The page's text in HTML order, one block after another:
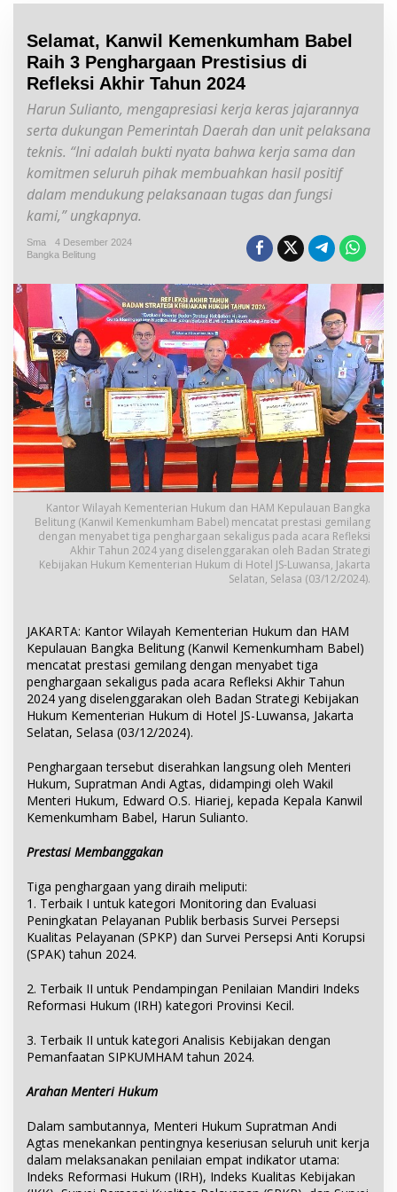
Selamat, Kanwil Kemenkumham Babel
Raih 3 Penghargaan Prestisius di
Refleksi Akhir Tahun 2024
Harun Sulianto, mengapresiasi kerja keras jajarannya
serta dukungan Pemerintah Daerah dan unit pelaksana
teknis. “Ini adalah bukti nyata bahwa kerja sama dan
komitmen seluruh pihak membuahkan hasil positif
dalam mendukung pelaksanaan tugas dan fungsi
kami,” ungkapnya.
Sma
4 Desember 2024
Bangka Belitung
Kantor Wilayah Kementerian Hukum dan HAM Kepulauan Bangka
Belitung (Kanwil Kemenkumham Babel) mencatat prestasi gemilang
dengan menyabet tiga penghargaan sekaligus pada acara Refleksi
Akhir Tahun 2024 yang diselenggarakan oleh Badan Strategi
Kebijakan Hukum Kementerian Hukum di Hotel JS-Luwansa, Jakarta
Selatan, Selasa (03/12/2024).
JAKARTA: Kantor Wilayah Kementerian Hukum dan HAM
Kepulauan Bangka Belitung (Kanwil Kemenkumham Babel)
mencatat prestasi gemilang dengan menyabet tiga
penghargaan sekaligus pada acara Refleksi Akhir Tahun
2024 yang diselenggarakan oleh Badan Strategi Kebijakan
Hukum Kementerian Hukum di Hotel JS-Luwansa, Jakarta
Selatan, Selasa (03/12/2024).
Penghargaan tersebut diserahkan langsung oleh Menteri
Hukum, Supratman Andi Agtas, didampingi oleh Wakil
Menteri Hukum, Edward O.S. Hiariej, kepada Kepala Kanwil
Kemenkumham Babel, Harun Sulianto.
Prestasi Membanggakan
Tiga penghargaan yang diraih meliputi:
1. Terbaik I untuk kategori Monitoring dan Evaluasi
Peningkatan Pelayanan Publik berbasis Survei Persepsi
Kualitas Pelayanan (SPKP) dan Survei Persepsi Anti Korupsi
(SPAK) tahun 2024.
2. Terbaik II untuk Pendampingan Penilaian Mandiri Indeks
Reformasi Hukum (IRH) kategori Provinsi Kecil.
3. Terbaik II untuk kategori Analisis Kebijakan dengan
Pemanfaatan SIPKUMHAM tahun 2024.
Arahan Menteri Hukum
Dalam sambutannya, Menteri Hukum Supratman Andi
Agtas menekankan pentingnya keseriusan seluruh unit kerja
dalam melaksanakan penilaian empat indikator utama:
Indeks Reformasi Hukum (IRH), Indeks Kualitas Kebijakan